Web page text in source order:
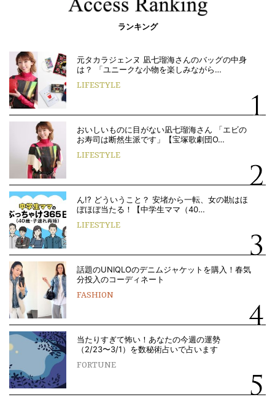
ランキング
元タカラジェンヌ 凪七瑠海さんのバッグの中身
は？ 「ユニークな小物を楽しみながら…
LIFESTYLE
おいしいものに目がない凪七瑠海さん 「エビの
お寿司は断然生派です」【宝塚歌劇団O…
LIFESTYLE
ん!? どういうこと？ 安堵から一転、女の勘はほ
ぼほぼ当たる！【中学生ママ（40…
LIFESTYLE
話題のUNIQLOのデニムジャケットを購入！春気
分投入のコーディネート
FASHION
当たりすぎて怖い！あなたの今週の運勢
（2/23〜3/1）を数秘術占いで占います
FORTUNE